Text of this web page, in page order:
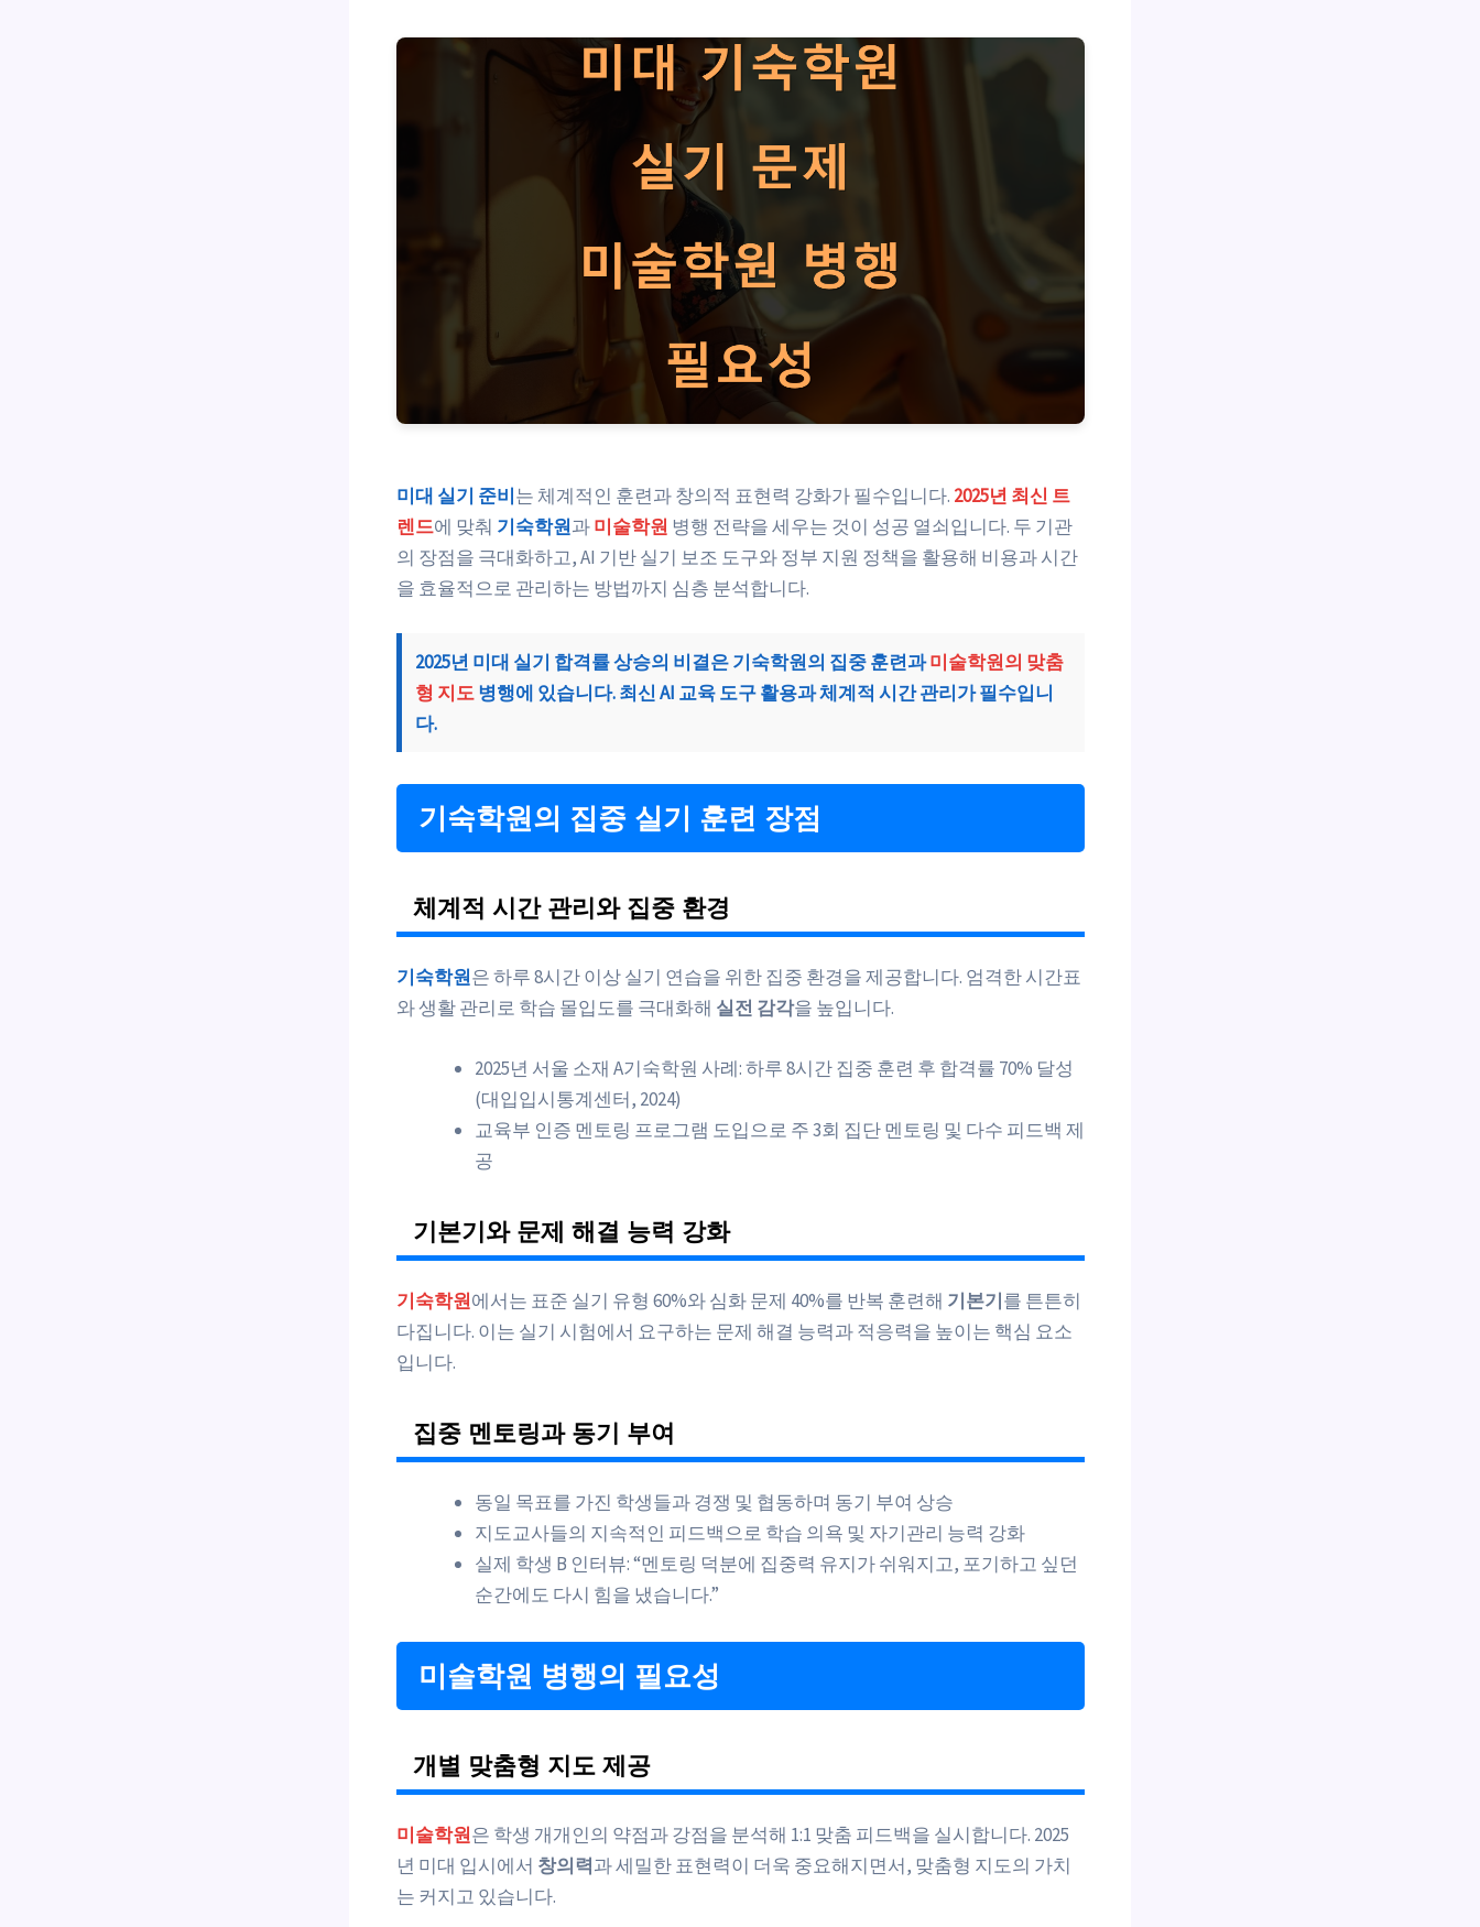
미대 실기 준비는 체계적인 훈련과 창의적 표현력 강화가 필수입니다. 2025년 최신 트
렌드에 맞춰 기숙학원과미술학원 병행 전략을 세우는 것이 성공 열쇠입니다. 두 기관
의 장점을 극대화하고, AI 기반 실기 보조 도구와 정부 지원 정책을 활용해 비용과 시간
을 효율적으로 관리하는 방법까지 심층 분석합니다.
2025년 미대 실기 합격률 상승의 비결은기숙학원의 집중 훈련과미술학원의 맞춤
형 지도병행에 있습니다. 최신 AI 교육 도구 활용과 체계적 시간 관리가 필수입니
다.
기숙학원의 집중 실기 훈련 장점
체계적 시간 관리와 집중 환경
기숙학원은 하루 8시간 이상 실기 연습을 위한 집중 환경을 제공합니다. 엄격한 시간표
와 생활 관리로 학습 몰입도를 극대화해 실전 감각을 높입니다.
2025년 서울 소재 A기숙학원 사례: 하루 8시간 집중 훈련 후 합격률 70% 달성
(대입입시통계센터, 2024)
교육부 인증 멘토링 프로그램 도입으로 주 3회 집단 멘토링 및 다수 피드백 제
공
기본기와 문제 해결 능력 강화
기숙학원에서는 표준 실기 유형 60%와 심화 문제 40%를 반복 훈련해 기본기를 튼튼히
다집니다. 이는 실기 시험에서 요구하는 문제 해결 능력과 적응력을 높이는 핵심 요소
입니다.
집중 멘토링과 동기 부여
동일 목표를 가진 학생들과 경쟁 및 협동하며 동기 부여 상승
지도교사들의 지속적인 피드백으로 학습 의욕 및 자기관리 능력 강화
실제 학생 B 인터뷰: “멘토링 덕분에 집중력 유지가 쉬워지고, 포기하고 싶던
순간에도 다시 힘을 냈습니다.”
미술학원 병행의 필요성
개별 맞춤형 지도 제공
미술학원은 학생 개개인의 약점과 강점을 분석해 1:1 맞춤 피드백을 실시합니다. 2025
년 미대 입시에서 창의력과 세밀한 표현력이 더욱 중요해지면서, 맞춤형 지도의 가치
는 커지고 있습니다.